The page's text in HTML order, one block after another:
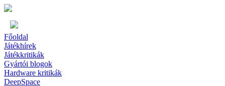
Főoldal
Játékhírek
Játékkritikák
Gyártói blogok
Hardware kritikák
DeepSpace